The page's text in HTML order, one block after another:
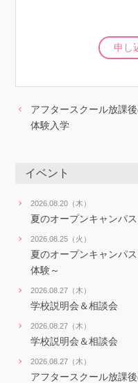
申し
アフタースクール放課
体験入学
イベント
2026.08.20（木）
夏のオープンキャンパ
2026.08.25（火）
夏のオープンキャンパ
体験～
2026.08.27（木）
学校説明会＆相談会
2026.08.27（木）
学校説明会＆相談会
2026.08.27（木）
アフタースクール放課